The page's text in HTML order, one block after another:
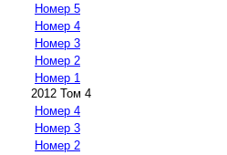
Номер 5
Номер 4
Номер 3
Номер 2
Номер 1
2012 Том 4
Номер 4
Номер 3
Номер 2